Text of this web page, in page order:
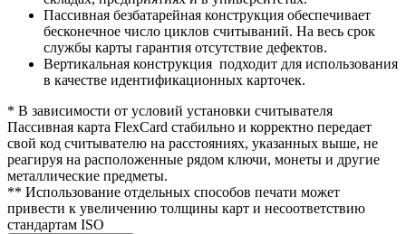
Пассивная безбатарейная конструкция обеспечивает
бесконечное число циклов считываний. На весь срок
службы карты гарантия отсутствие дефектов.
Вертикальная конструкция подходит для использования
в качестве идентификационных карточек.
* В зависимости от условий установки считывателя
Пассивная карта FlexCard стабильно и корректно передает
свой код считывателю на расстояниях, указанных выше, не
реагируя на расположенные рядом ключи, монеты и другие
металлические предметы.
** Использование отдельных способов печати может
привести к увеличению толщины карт и несоответствию
стандартам ISO